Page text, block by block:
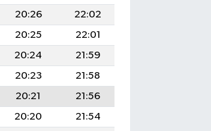
20:26
22:02
20:25
22:01
20:24
21:59
20:23
21:58
20:21
21:56
20:20
21:54